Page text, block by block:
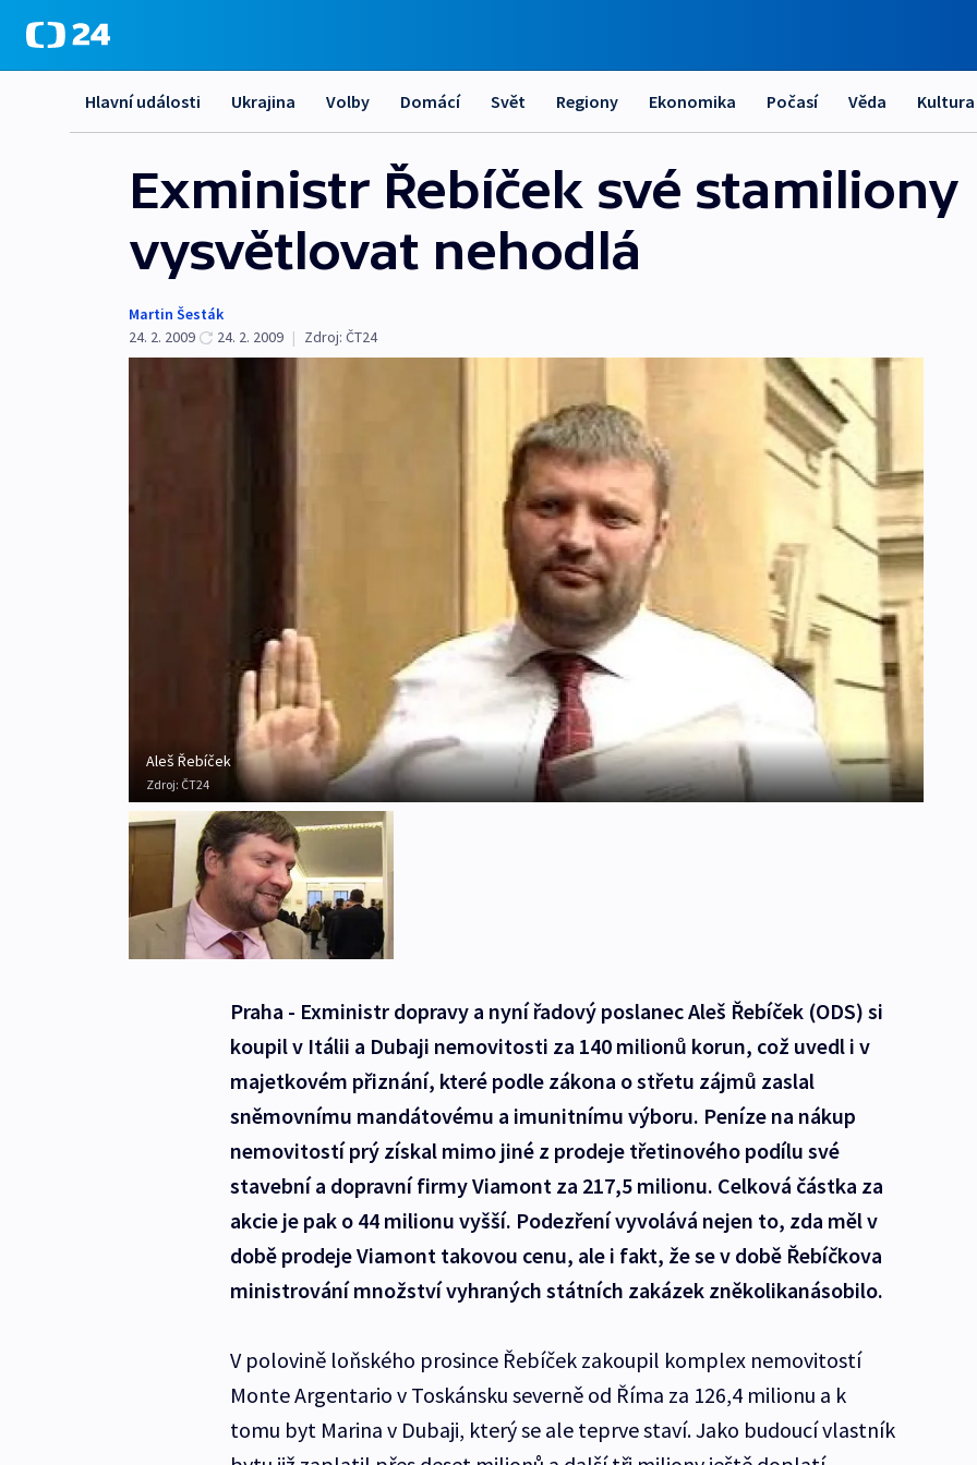
Hlavní události Ukrajina Volby Domácí Svět Regiony Ekonomika Počasí Věda Kultura
Exministr Řebíček své stamiliony
vysvětlovat nehodlá
Martin Šesták
24. 2. 2009
24. 2. 2009 | Zdroj: ČT24
Aleš Řebíček
Zdroj: ČT24
Praha - Exministr dopravy a nyní řadový poslanec Aleš Řebíček (ODS) si
koupil v Itálii a Dubaji nemovitosti za 140 milionů korun, což uvedl i v
majetkovém přiznání, které podle zákona o střetu zájmů zaslal
sněmovnímu mandátovému a imunitnímu výboru. Peníze na nákup
nemovitostí prý získal mimo jiné z prodeje třetinového podílu své
stavební a dopravní firmy Viamont za 217,5 milionu. Celková částka za
akcie je pak o 44 milionu vyšší. Podezření vyvolává nejen to, zda měl v
době prodeje Viamont takovou cenu, ale i fakt, že se v době Řebíčkova
ministrování množství vyhraných státních zakázek zněkolikanásobilo.
V polovině loňského prosince Řebíček zakoupil komplex nemovitostí
Monte Argentario v Toskánsku severně od Říma za 126,4 milionu a k
tomu byt Marina v Dubaji, který se ale teprve staví. Jako budoucí vlastník